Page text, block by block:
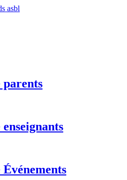
parents
enseignants
Événements